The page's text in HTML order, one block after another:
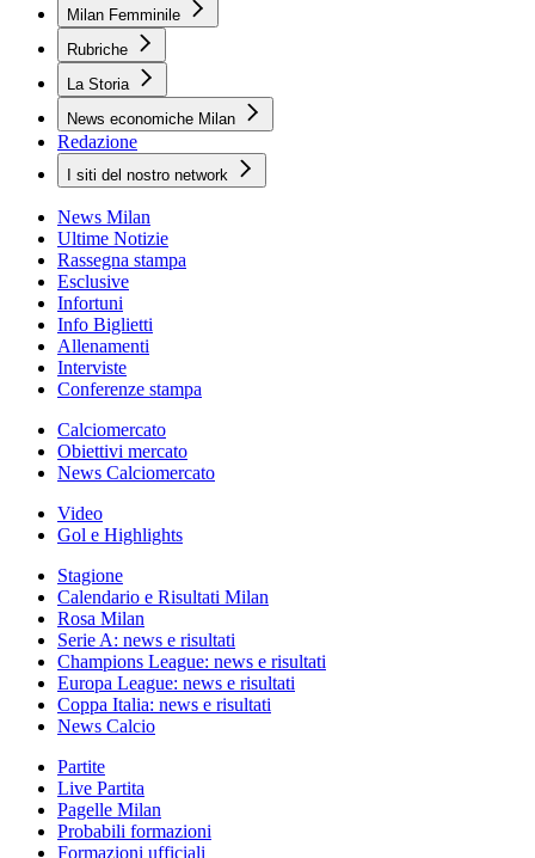
Milan Femminile
Rubriche
La Storia
News economiche Milan
Redazione
I siti del nostro network
News Milan
Ultime Notizie
Rassegna stampa
Esclusive
Infortuni
Info Biglietti
Allenamenti
Interviste
Conferenze stampa
Calciomercato
Obiettivi mercato
News Calciomercato
Video
Gol e Highlights
Stagione
Calendario e Risultati Milan
Rosa Milan
Serie A: news e risultati
Champions League: news e risultati
Europa League: news e risultati
Coppa Italia: news e risultati
News Calcio
Partite
Live Partita
Pagelle Milan
Probabili formazioni
Formazioni ufficiali